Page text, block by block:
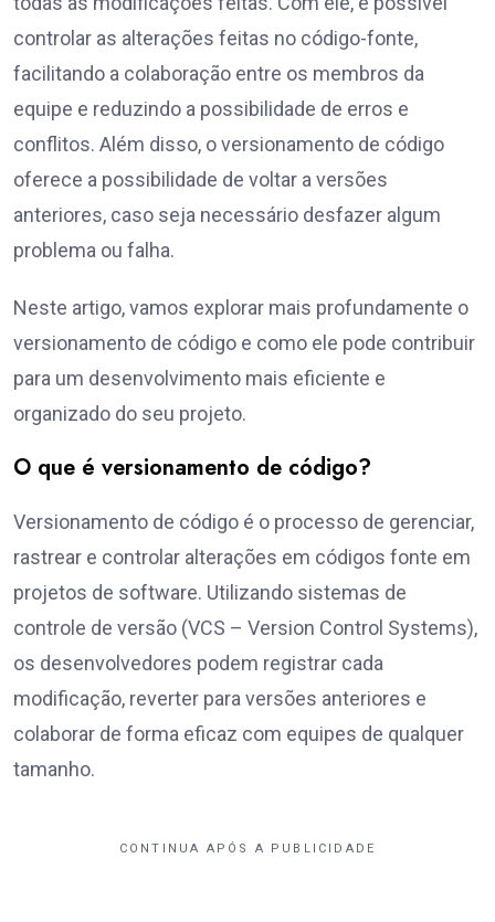
controlar as alterações feitas no código-fonte,
facilitando a colaboração entre os membros da
equipe e reduzindo a possibilidade de erros e
conflitos. Além disso, o versionamento de código
oferece a possibilidade de voltar a versões
anteriores, caso seja necessário desfazer algum
problema ou falha.
Neste artigo, vamos explorar mais profundamente o
versionamento de código e como ele pode contribuir
para um desenvolvimento mais eficiente e
organizado do seu projeto.
O que é versionamento de código?
Versionamento de código é o processo de gerenciar,
rastrear e controlar alterações em códigos fonte em
projetos de software. Utilizando sistemas de
controle de versão (VCS – Version Control Systems),
os desenvolvedores podem registrar cada
modificação, reverter para versões anteriores e
colaborar de forma eficaz com equipes de qualquer
tamanho.
CONTINUA APÓS A PUBLICIDADE